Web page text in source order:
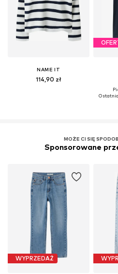
NAME IT
114,90 zł
MOŻE CI SIĘ
Sponsorowane
WYPRZEDAŻ